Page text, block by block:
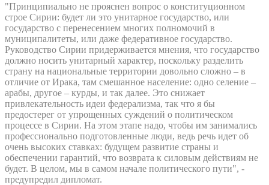
"Принципиально не прояснен вопрос о конституционном
строе Сирии: будет ли это унитарное государство, или
государство с перенесением многих полномочий в
муниципалитеты, или даже федеративное государство.
Руководство Сирии придерживается мнения, что государство
должно носить унитарный характер, поскольку разделить
страну на национальные территории довольно сложно – в
отличие от Ирака, там смешанное население: одно селение –
арабы, другое – курды, и так далее. Это снижает
привлекательность идеи федерализма, так что я бы
предостерег от упрощенных суждений о политическом
процессе в Сирии. На этом этапе надо, чтобы им занимались
профессионально подготовленные люди, ведь речь идет об
очень высоких ставках: будущем развитие страны и
обеспечении гарантий, что возврата к силовым действиям не
будет. В целом, мы в самом начале политического пути", -
предупредил дипломат.